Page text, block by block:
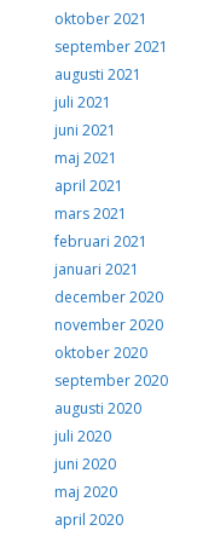
oktober 2021
september 2021
augusti 2021
juli 2021
juni 2021
maj 2021
april 2021
mars 2021
februari 2021
januari 2021
december 2020
november 2020
oktober 2020
september 2020
augusti 2020
juli 2020
juni 2020
maj 2020
april 2020